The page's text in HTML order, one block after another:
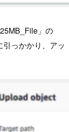
」の
っかかり、アッ